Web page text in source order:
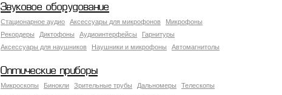
Звуковое оборудование
Стационарное аудио Аксессуары для микрофонов
Микрофоны
Рекордеры
Диктофоны Аудиоинтерфейсы
Гарнитуры
Аксессуары для наушников
Наушники и микрофоны Автомагнитолы
Оптические приборы
Микроскопы Бинокли Зрительные трубы Дальномеры
Телескопы